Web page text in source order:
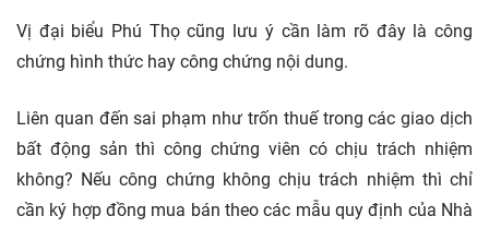
Vị đại biểu Phú Thọ cũng lưu ý cần làm rõ đây là công
chứng hình thức hay công chứng nội dung.
Liên quan đến sai phạm như trốn thuế trong các giao dịch
bất động sản thì công chứng viên có chịu trách nhiệm
không? Nếu công chứng không chịu trách nhiệm thì chỉ
cần ký hợp đồng mua bán theo các mẫu quy định của Nhà